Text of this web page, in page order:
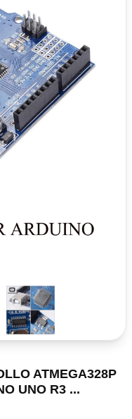
datos en una
ayudas compartiendo
a mi boletín.
sobre los sensores de
y puedas
funcionan estos